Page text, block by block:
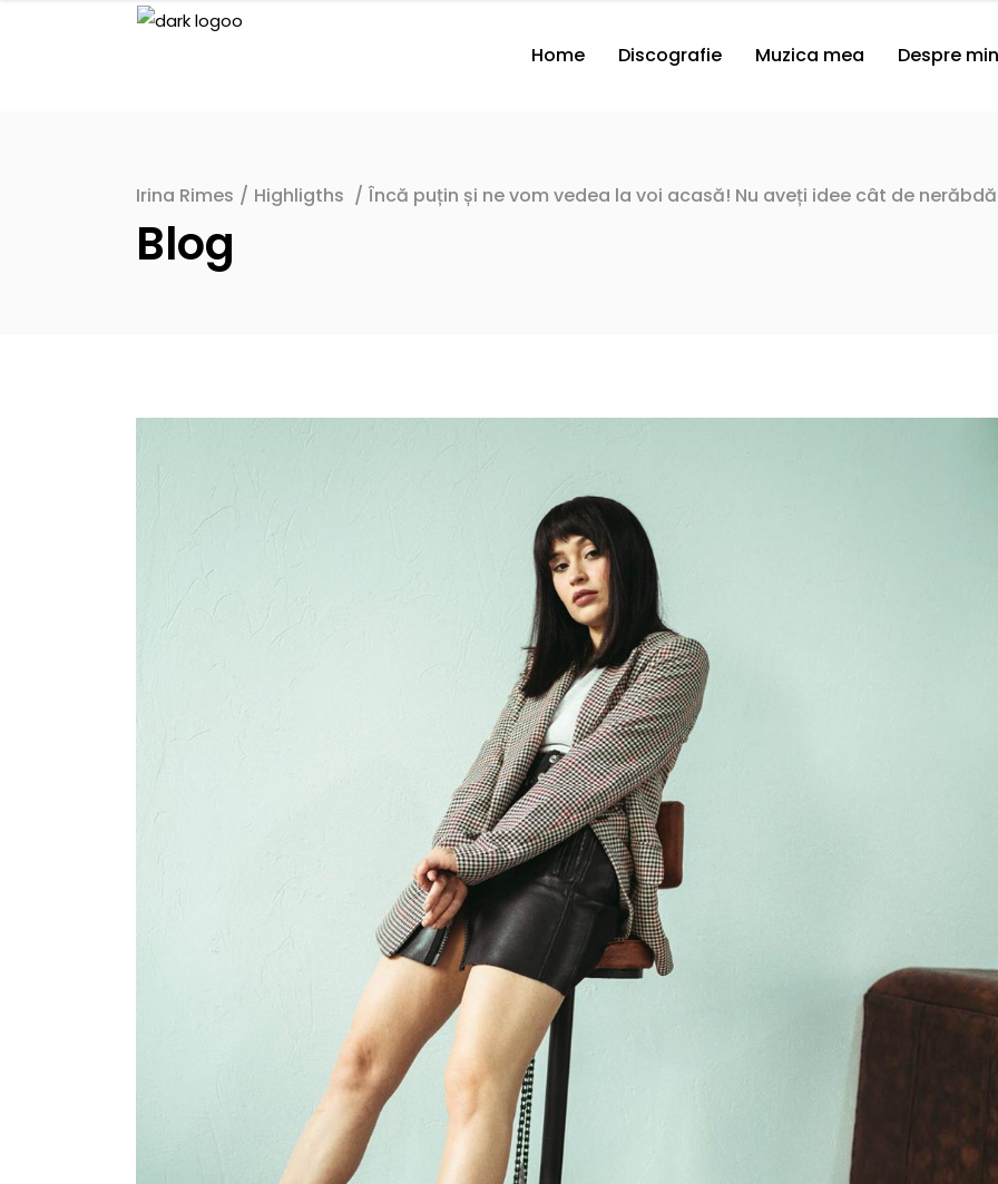
Home Discografie Muzica mea Despre
Irina Rimes / Highligths / Încă puțin și ne vom vedea la voi acasă! Nu aveți idee cât de
Blog